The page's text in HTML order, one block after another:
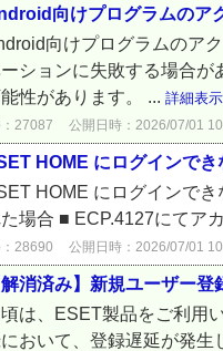
向けプログラムのア
向けプログラムのア
ションに失敗する場合が
性があります。 ... 詳細表示
27087 公開日時：2026/07/01
HOME にログインでき
HOME にログインで
場合 ■ ECP.4127にてア
28690 公開日時：2026/07/01
解消済み】新規ユーザー
頃は、ESET製品をご利用
おいて、登録遅延が発生